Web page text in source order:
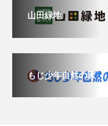
山田緑地
もじ少年自然の家